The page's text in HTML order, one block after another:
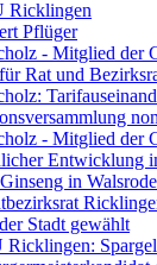
Ricklingen
Pflüger
- Mitglied der
Rat und
- Mitglied der
Entwicklung
in
Stadt gewählt